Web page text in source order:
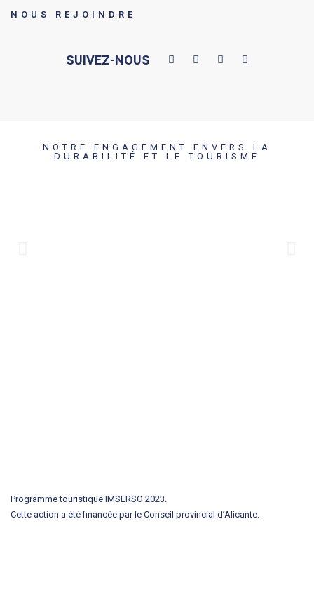
NOUS REJOINDRE
SUIVEZ-NOUS
NOTRE ENGAGEMENT ENVERS LA
DURABILITÉ ET LE TOURISME
Programme touristique IMSERSO 2023.
Cette action a été financée par le Conseil provincial d’Alicante.